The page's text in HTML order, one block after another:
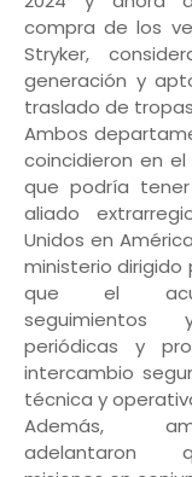
compra de los
Stryker,
generación y
traslado de
Ambos
coincidieron en
que podría
aliado
Unidos en
ministerio dirigido
que el
seguimientos
periódicas y
intercambio
técnica y
Además,
adelantaron